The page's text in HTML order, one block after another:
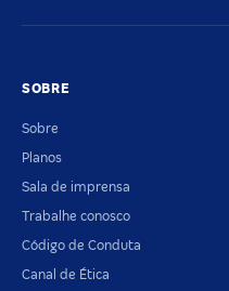
SOBRE
Sobre
Planos
Sala de imprensa
Trabalhe conosco
Código de Conduta
Canal de Ética